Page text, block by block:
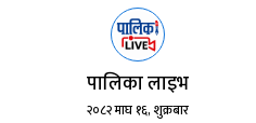
पालिका लाइभ
२०८२ माघ १६, शुक्रबार